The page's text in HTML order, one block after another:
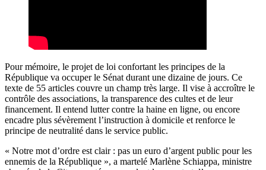
Pour mémoire, le projet de loi confortant les principes de la
République va occuper le Sénat durant une dizaine de jours. Ce
texte de 55 articles couvre un champ très large. Il vise à accroître le
contrôle des associations, la transparence des cultes et de leur
financement. Il entend lutter contre la haine en ligne, ou encore
encadre plus sévèrement l’instruction à domicile et renforce le
principe de neutralité dans le service public.
« Notre mot d’ordre est clair : pas un euro d’argent public pour les
ennemis de la République », a martelé Marlène Schiappa, ministre